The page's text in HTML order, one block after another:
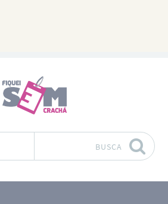
BUSCA